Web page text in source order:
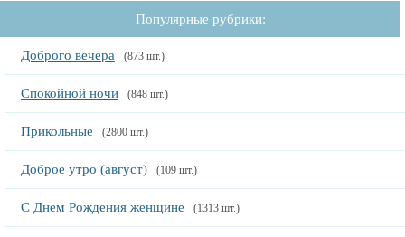
Популярные рубрики:
Доброго вечера (873 шт.)
Спокойной ночи (848 шт.)
Прикольные (2800 шт.)
Доброе утро (август) (109 шт.)
С Днем Рождения женщине (1313 шт.)